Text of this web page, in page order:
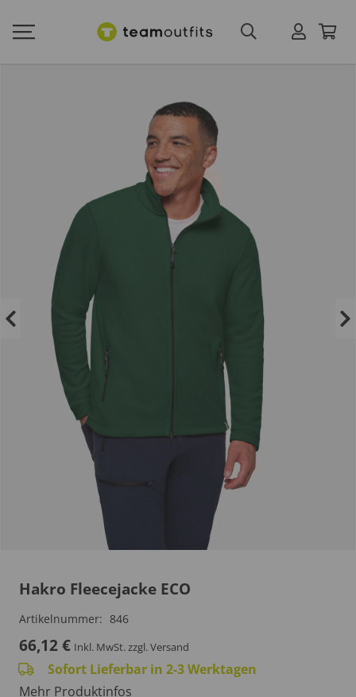
Hakro Fleecejacke ECO
Artikelnummer: 846
66,12€ Inkl. MwSt.zzgl. Versand
Sofort Lieferbar in 2-3 Werktagen
Mehr Produktinfos